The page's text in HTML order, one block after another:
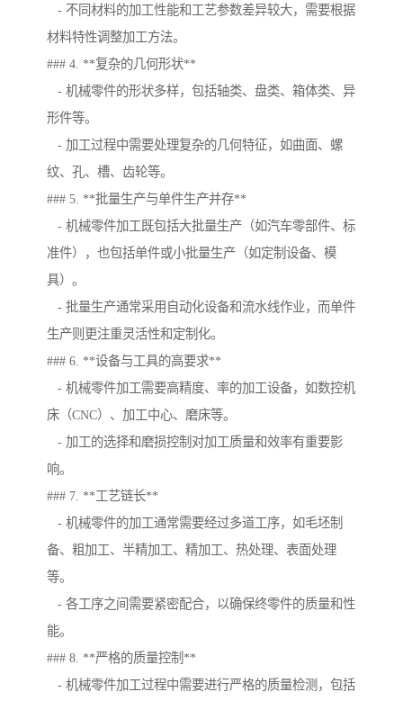
- 不同材料的加工性能和工艺参数差异较大，需要根据
材料特性调整加工方法。
### 4. **复杂的几何形状**
- 机械零件的形状多样，包括轴类、盘类、箱体类、异
形件等。
- 加工过程中需要处理复杂的几何特征，如曲面、螺
纹、孔、槽、齿轮等。
### 5. **批量生产与单件生产并存**
- 机械零件加工既包括大批量生产（如汽车零部件、标
准件），也包括单件或小批量生产（如定制设备、模
具）。
- 批量生产通常采用自动化设备和流水线作业，而单件
生产则更注重灵活性和定制化。
### 6. **设备与工具的高要求**
- 机械零件加工需要高精度、率的加工设备，如数控机
床（CNC）、加工中心、磨床等。
- 加工的选择和磨损控制对加工质量和效率有重要影
响。
### 7. **工艺链长**
- 机械零件的加工通常需要经过多道工序，如毛坯制
备、粗加工、半精加工、精加工、热处理、表面处理
等。
- 各工序之间需要紧密配合，以确保终零件的质量和性
能。
### 8. **严格的质量控制**
- 机械零件加工过程中需要进行严格的质量检测，包括